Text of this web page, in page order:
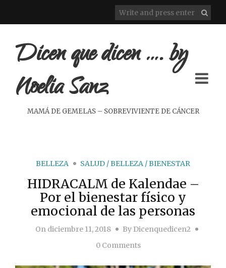
Dicen que dicen …. by
Noelia Sanz
MAMÁ DE GEMELAS – SOBREVIVIENTE DE CÁNCER
BELLEZA SALUD / BELLEZA / BIENESTAR
HIDRACALM de Kalendae –
Por el bienestar físico y
emocional de las personas
On diciembre 11, 2018 By Dicenquedicen2
0 Comments